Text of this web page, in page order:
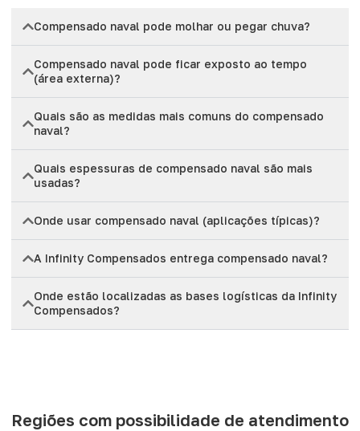
Compensado naval pode molhar ou pegar chuva?
Compensado naval pode ficar exposto ao tempo
(área externa)?
Quais são as medidas mais comuns do compensado
naval?
Quais espessuras de compensado naval são mais
usadas?
Onde usar compensado naval (aplicações típicas)?
A Infinity Compensados entrega compensado naval?
Onde estão localizadas as bases logísticas da Infinity
Compensados?
Regiões com possibilidade de atendimento